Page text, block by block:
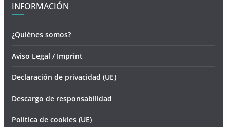
INFORMACIÓN
¿Quiénes somos?
Aviso Legal / Imprint
Declaración de privacidad (UE)
Descargo de responsabilidad
Política de cookies (UE)